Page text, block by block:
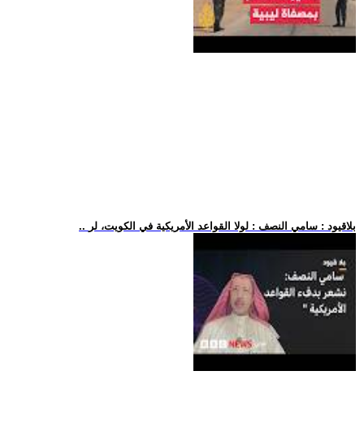
.. بلاقيود : سامي النصف : لولا القواعد الأمريكية في الكويت، لر